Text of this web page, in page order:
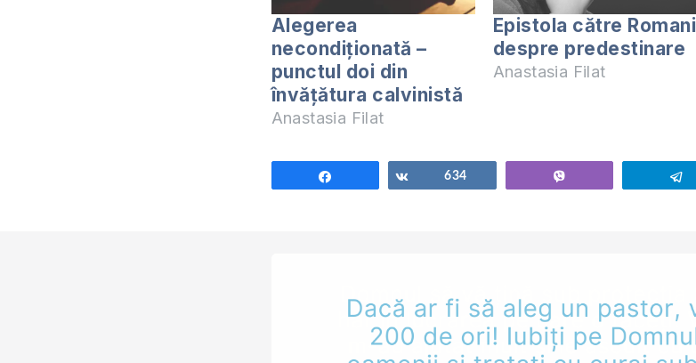
Alegerea
necondiționată –
punctul doi din
învățătura calvinistă
Anastasia Filat
Epistola către Romani
despre predestinare
Anastasia Filat
Share634